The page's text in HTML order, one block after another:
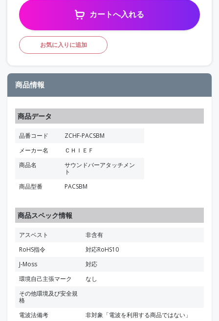
カートへ入れる
お気に入りに追加
商品情報
商品データ
品番コード
ZCHF-PACSBM
メーカー名
ＣＨＩＥＦ
商品名
サウンドバーアタッチメン
ト
商品型番
PACSBM
商品スペック情報
アスベスト
非含有
RoHS指令
対応RoHS10
J-Moss
対応
環境自己主張マーク
なし
その他環境及び安全規
格
電波法備考
非対象「電波を利用する商品ではない」